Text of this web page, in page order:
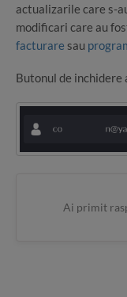
actualizarile care s-
modificari care au
facturare sau
Butonul de inchidere
Ai primit